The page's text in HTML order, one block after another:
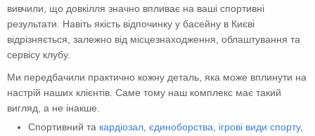
вивчили, що довкілля значно впливає на ваші спортивні
результати. Навіть якість відпочинку у басейну в Києві
відрізняється, залежно від місцезнаходження, облаштування та
сервісу клубу.
Ми передбачили практично кожну деталь, яка може вплинути на
настрій наших клієнтів. Саме тому наш комплекс має такий
вигляд, а не інакше.
Спортивний та кардіозал єдиноборства ігрові види спорту,